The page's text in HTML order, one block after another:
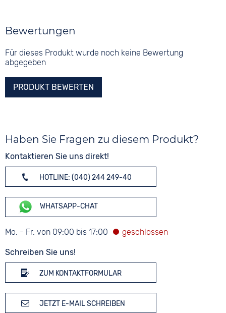
Bewertungen
Für dieses Produkt wurde noch keine Bewertung
abgegeben
PRODUKT BEWERTEN
Haben Sie Fragen zu diesem Produkt?
Kontaktieren Sie uns direkt!
HOTLINE: (040) 244 249-40
WHATSAPP-CHAT
Mo. - Fr. von 09:00 bis 17:00
Schreiben Sie uns!
ZUM KONTAKTFORMULAR
JETZT E-MAIL SCHREIBEN